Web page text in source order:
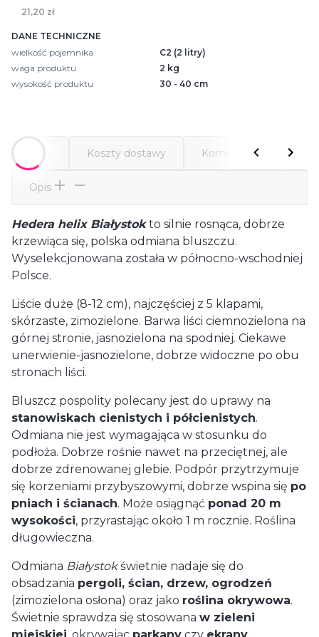
21,20 zł
DANE TECHNICZNE
wielkość pojemnika
C2 (2 litry)
waga produktu
2 kg
wysokość produktu
30 - 40 cm
Opis Koszty dostawy Komentarze
Opis
Hedera helix Białystok to silnie rosnąca, dobrze
krzewiąca się, polska odmiana bluszczu.
Wyselekcjonowana została w północno-wschodniej
Polsce.
Liście duże (8-12 cm), najczęściej z 5 klapami,
skórzaste, zimozielone. Barwa liści ciemnozielona na
górnej stronie, jasnozielona na spodniej. Ciekawe
unerwienie-jasnozielone, dobrze widoczne po obu
stronach liści.
Bluszcz pospolity polecany jest do uprawy na
stanowiskach cienistych i półcienistych.
Odmiana nie jest wymagająca w stosunku do
podłoża. Dobrze rośnie nawet na przeciętnej, ale
dobrze zdrenowanej glebie. Podpór przytrzymuje
się korzeniami przybyszowymi, dobrze wspina się po
pniach i ścianach. Może osiągnąć ponad 20 m
wysokości, przyrastając około 1 m rocznie. Roślina
długowieczna.
Odmiana Białystokświetnie nadaje się do
obsadzania pergoli, ścian, drzew, ogrodzeń
(zimozielona osłona) oraz jako roślina okrywowa.
Świetnie sprawdza się stosowana w zieleni